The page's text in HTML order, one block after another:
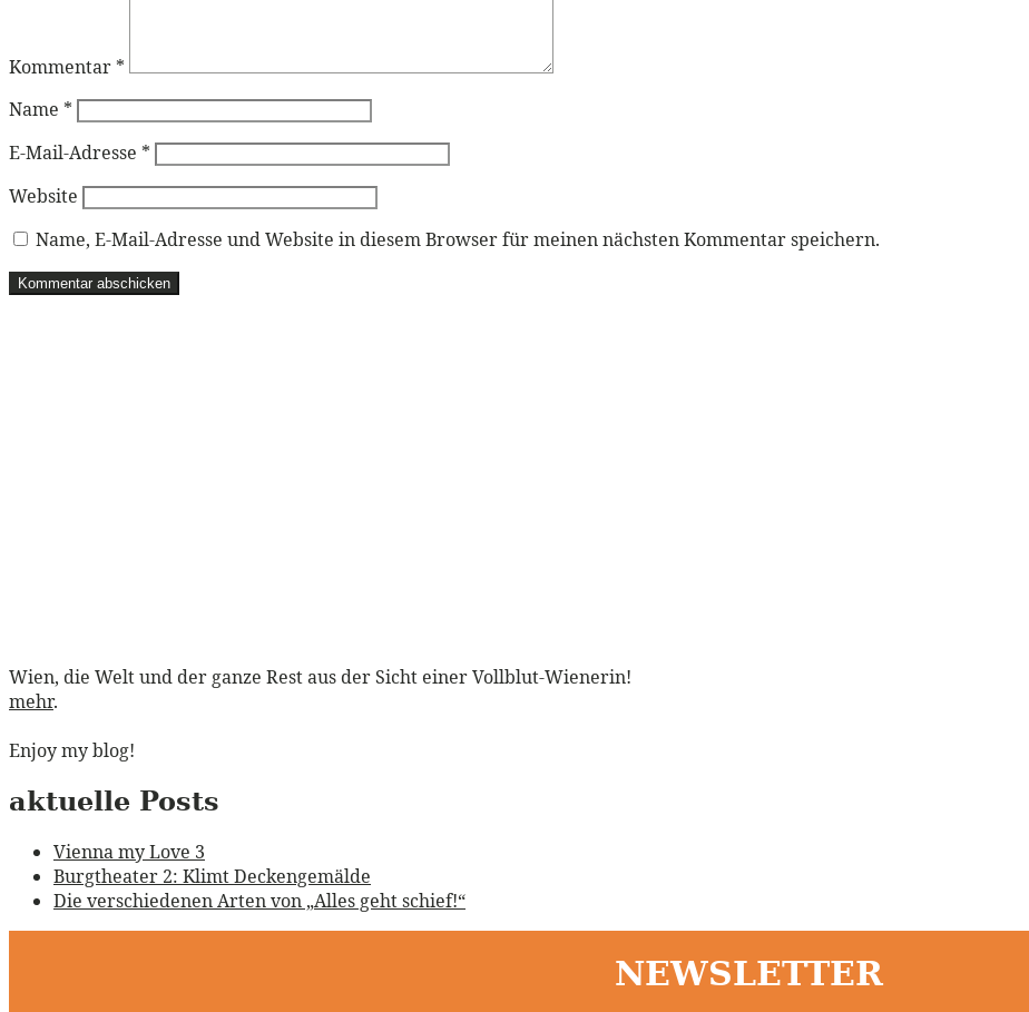
Kommentar *
Name *
E-Mail-Adresse *
Website
Name, E-Mail-Adresse und Website in diesem Browser für meinen nächsten Kommentar speichern.
Wien, die Welt und der ganze Rest aus der Sicht einer Vollblut-Wienerin!
mehr.
Enjoy my blog!
aktuelle Posts
Vienna my Love 3
Burgtheater 2: Klimt Deckengemälde
Die verschiedenen Arten von „Alles geht schief!“
NEWSLETTER